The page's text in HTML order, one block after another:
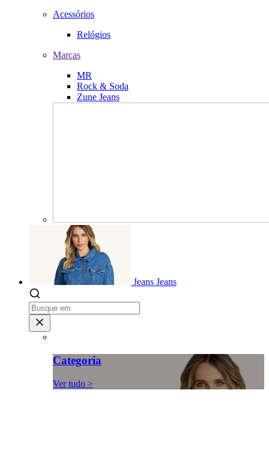
Acessórios
Relógios
Marcas
MR
Rock & Soda
Zune Jeans
Jeans Jeans
Categoria
Ver tudo >